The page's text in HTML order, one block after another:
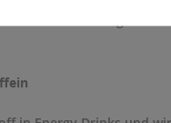
ein koffeinhaltiges